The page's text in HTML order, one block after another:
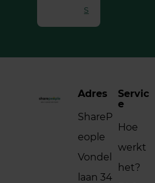
s
Adres
ShareP
eople
Vondel
laan 34
Servic
e
Hoe
werkt
het?